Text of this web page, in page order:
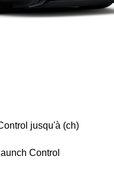
jusqu'à (ch)
Control